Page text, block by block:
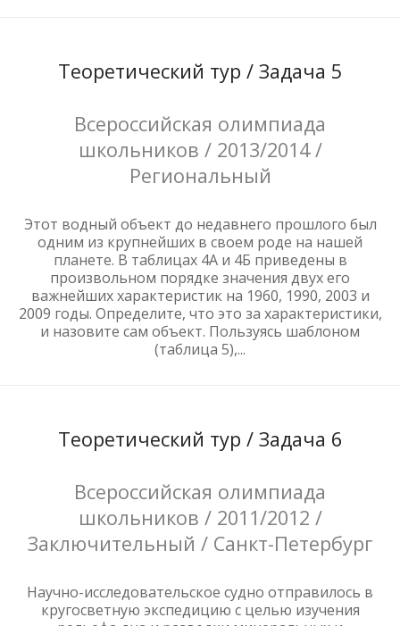
Теоретический тур / Задача 5
Всероссийская олимпиада
школьников / 2013/2014 /
Региональный
Этот водный объект до недавнего прошлого был
одним из крупнейших в своем роде на нашей
планете. В таблицах 4А и 4Б приведены в
произвольном порядке значения двух его
важнейших характеристик на 1960, 1990, 2003 и
2009 годы. Определите, что это за характеристики,
и назовите сам объект. Пользуясь шаблоном
(таблица 5),...
Теоретический тур / Задача 6
Всероссийская олимпиада
школьников / 2011/2012 /
Заключительный / Санкт-Петербург
Научно-исследовательское судно отправилось в
кругосветную экспедицию с целью изучения